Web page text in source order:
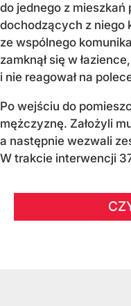
do jednego z mieszkań
dochodzących z niego
ze wspólnego
zamknął się w
i nie reagował na
Po wejściu do
mężczyznę. Założyli
a następnie wezwali
W trakcie interwencji